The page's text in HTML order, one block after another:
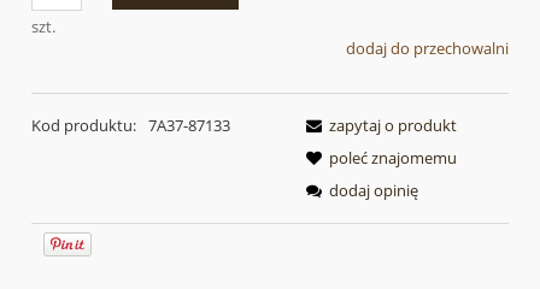
szt.
dodaj do przechowalni
Kod produktu: 7A37-87133
zapytaj o produkt
poleć znajomemu
dodaj opinię